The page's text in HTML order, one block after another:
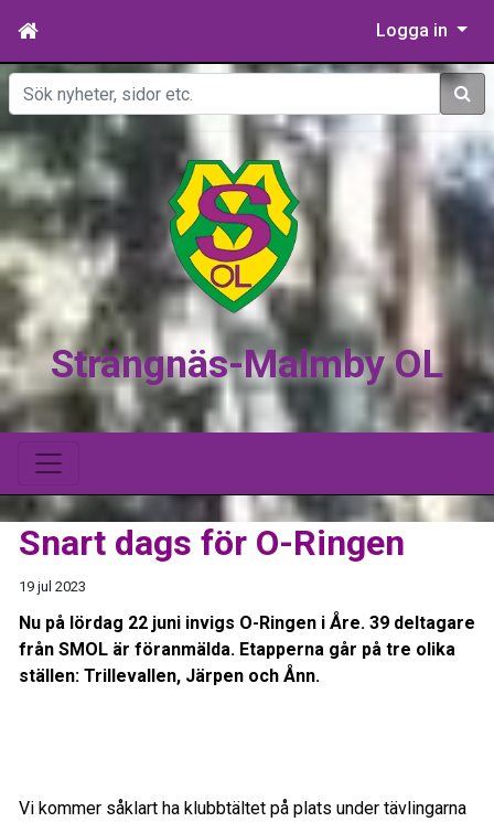
Logga in
Sök
Strängnäs-Malmby OL
Snart dags för O-Ringen
19 jul 2023
Nu på lördag 22 juni invigs O-Ringen i Åre. 39 deltagare
från SMOL är föranmälda. Etapperna går på tre olika
ställen: Trillevallen, Järpen och Ånn.
Vi kommer såklart ha klubbtältet på plats under tävlingarna